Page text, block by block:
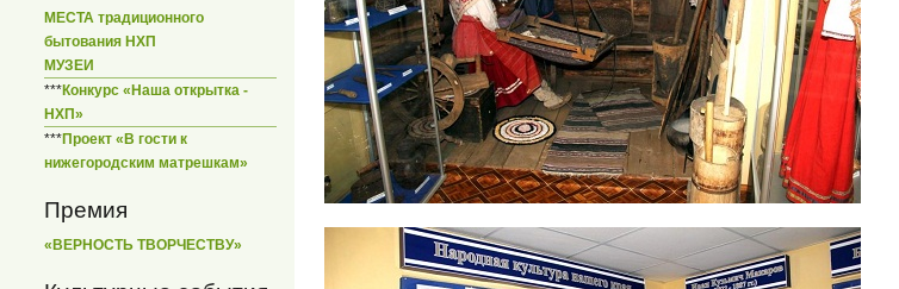
МЕСТА традиционного
бытования НХП
МУЗЕИ
***Конкурс «Наша открытка -
НХП»
***Проект «В гости к
нижегородским матрешкам»
Премия
«ВЕРНОСТЬ ТВОРЧЕСТВУ»